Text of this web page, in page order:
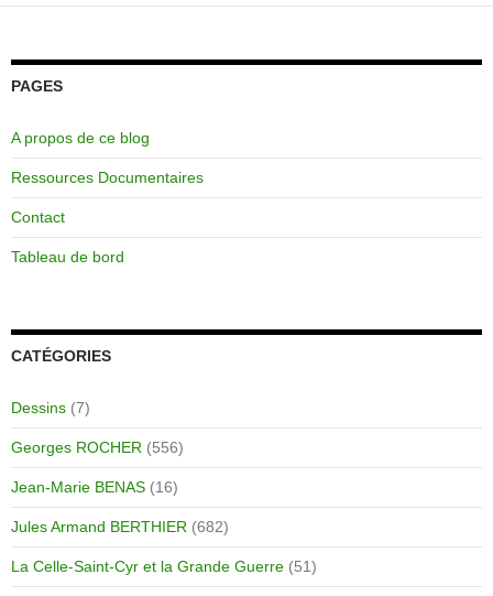
PAGES
A propos de ce blog
Ressources Documentaires
Contact
Tableau de bord
CATÉGORIES
Dessins (7)
Georges ROCHER (556)
Jean-Marie BENAS (16)
Jules Armand BERTHIER (682)
La Celle-Saint-Cyr et la Grande Guerre (51)